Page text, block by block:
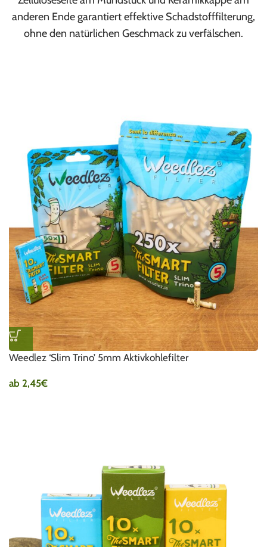
anderen Ende garantiert effektive Schadstofffilterung,
ohne den natürlichen Geschmack zu verfälschen.
Weedlez ‘Slim Trino’ 5mm Aktivkohlefilter
ab 2,45€